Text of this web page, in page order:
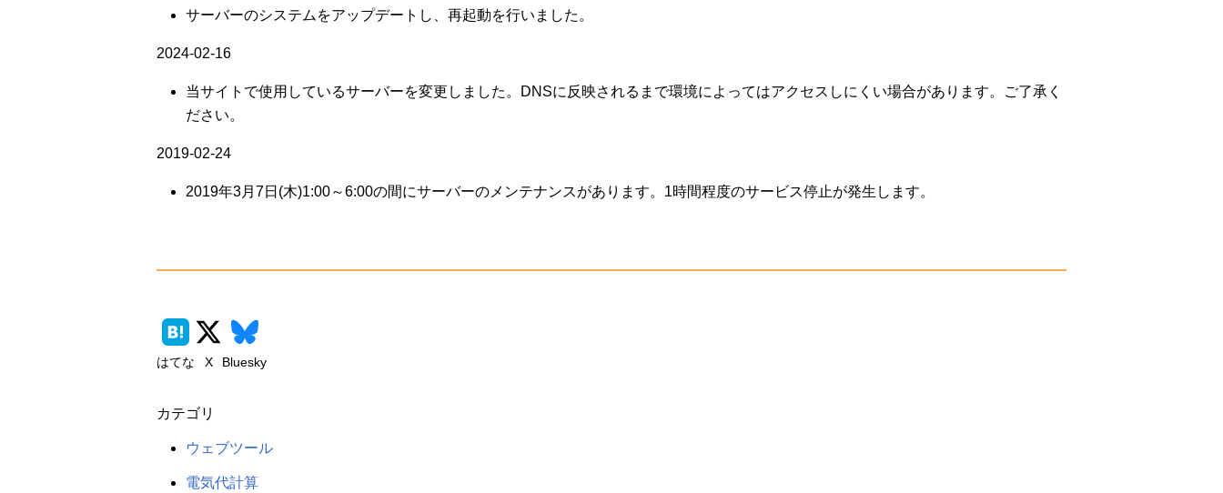
サーバーのシステムをアップデートし、再起動を行いました。
2024-02-16
当サイトで使用しているサーバーを変更しました。DNSに反映されるまで環境によってはアクセスしにくい場合があります。ご了承く
ださい。
2019-02-24
2019年3月7日(木)1:00～6:00の間にサーバーのメンテナンスがあります。1時間程度のサービス停止が発生します。
はてな X Bluesky
カテゴリ
ウェブツール
電気代計算